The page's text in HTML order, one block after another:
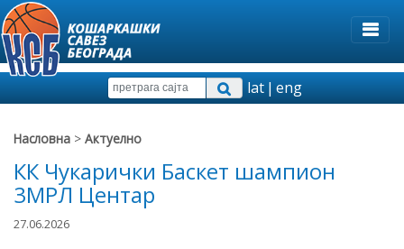
lat|eng
Насловна > Актуелно
КК Чукарички Баскет шампион
3МРЛ Центар
27.06.2026